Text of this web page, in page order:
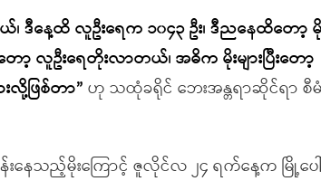
နေ့ထိ လူဦးရေက ၁၀၄၃ ဦး၊ ဒီညနေထိတော့
လူဦးရေတိုးလာတယ်၊ အဓိက မိုးများပြီးတော့
လို့ဖြစ်တာ” ဟု သထုံခရိုင် ဘေးအန္တရာဆိုင်ရာ စီမံ
ေသည့်မိုးကြောင့် ဇူလိုင်လ ၂၄ ရက်နေ့က မြို့ပေ